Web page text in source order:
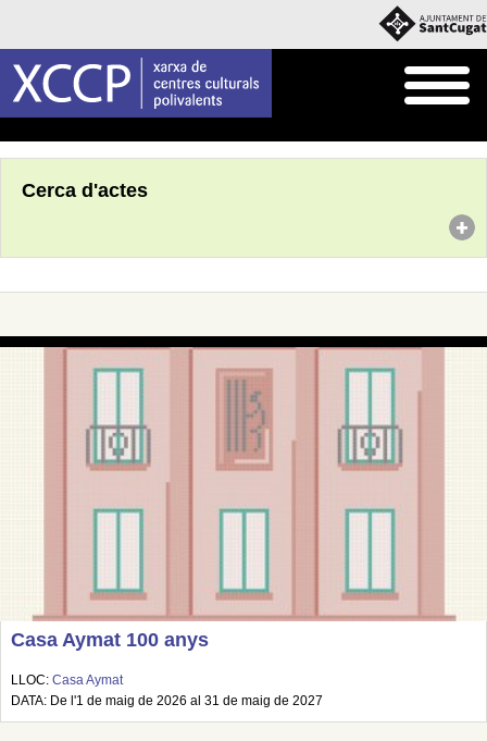
Cerca d'actes
Casa Aymat 100 anys
LLOC: Casa Aymat
DATA: De l'1 de maig de 2026 al 31 de maig de 2027